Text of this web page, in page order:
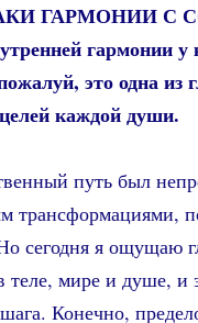
ГАРМОНИИ С
гармонии у
это одна из
целей каждой души.
путь был
трансформациями,
сегодня я ощущаю
теле, мире и душе, и
Конечно,